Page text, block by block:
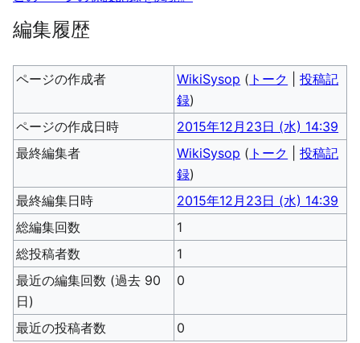
編集履歴
ページの作成者 WikiSysop ( トーク |投稿記
録)
ページの作成日時
2015年12月23日 (水) 14:39
最終編集者
WikiSysop ( トーク |投稿記
録)
最終編集日時
2015年12月23日 (水) 14:39
総編集回数
1
総投稿者数
1
最近の編集回数 (過去 90
日)
0
最近の投稿者数 0